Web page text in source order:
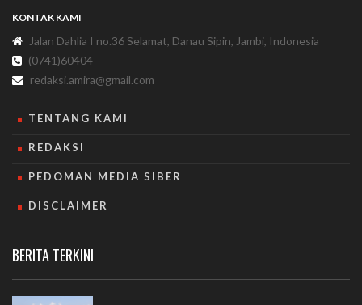
KONTAK KAMI
Jalan Dahlia I no.36 Selamat, Danau Sipin, Jambi, Indonesia
(0741)60404
redaksi.amira@gmail.com
TENTANG KAMI
REDAKSI
PEDOMAN MEDIA SIBER
DISCLAIMER
BERITA TERKINI